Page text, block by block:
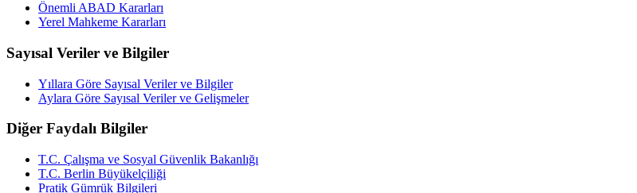
Önemli ABAD Kararları
Yerel Mahkeme Kararları
Sayısal Veriler ve Bilgiler
Yıllara Göre Sayısal Veriler ve Bilgiler
Aylara Göre Sayısal Veriler ve Gelişmeler
Diğer Faydalı Bilgiler
T.C. Çalışma ve Sosyal Güvenlik Bakanlığı
T.C. Berlin Büyükelçiliği
Pratik Gümrük Bilgileri